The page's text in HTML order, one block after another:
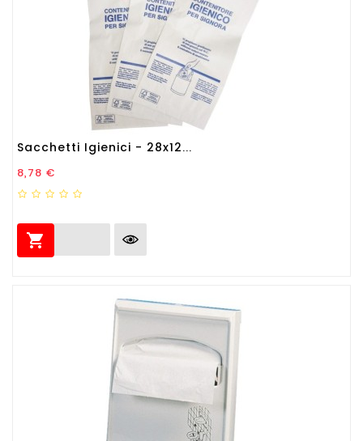
Sacchetti Igienici - 28x12...
Prezzo
8,78 €
